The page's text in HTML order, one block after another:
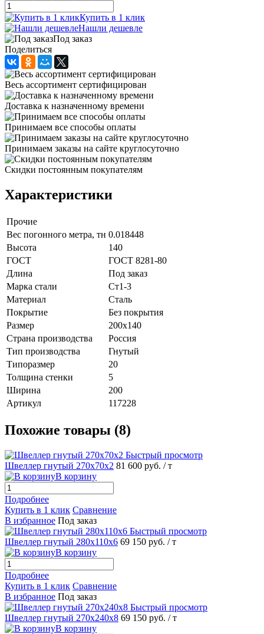
Купить в 1 клик
Нашли дешевле
Под заказ
Поделиться
Весь ассортимент сертифицирован
Доставка к назначенному времени
Принимаем все способы оплаты
Принимаем заказы на сайте круглосуточно
Скидки постоянным покупателям
Характеристики
Прочие
Вес погонного метра, тн 0.018448
Высота
140
ГОСТ
ГОСТ 8281-80
Длина
Под заказ
Марка стали
Ст1-3
Материал
Сталь
Покрытие
Без покрытия
Размер
200х140
Страна производства
Россия
Тип производства
Гнутый
Типоразмер
20
Толщина стенки
5
Ширина
200
Артикул
117228
Похожие товары (8)
Быстрый просмотр
Швеллер гнутый 270х70х2 81 600 руб. / т
В корзину
Подробнее
Купить в 1 клик Сравнение
В избранное Под заказ
Быстрый просмотр
Швеллер гнутый 280х110х6 69 150 руб. / т
В корзину
Подробнее
Купить в 1 клик Сравнение
В избранное Под заказ
Быстрый просмотр
Швеллер гнутый 270х240х8 69 150 руб. / т
В корзину